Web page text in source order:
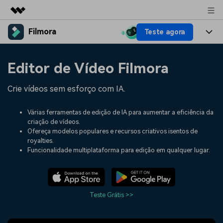
Produtos em destaque
Utilitários
Soluções
Loja
Filmora Teste agora
Recursos criativos
Áudio
Textos
Filmora para
Criar
Recursos
Prompts de Vídeo
Mais de 100 prompts
populares para gerar vídeos
Tendências de Vídeo
Descubra as 10 principais
tendências de marketing de
Histórias de clientes
alcançam sucesso
Preços Entrar
Editor de Vídeo Filmora
Crie vídeos sem esforço com IA.
Várias ferramentas de edição de IA para aumentar a eficiência da
criação de vídeos.
Ofereça modelos populares e recursos criativos isentos de
royalties.
Funcionalidade multiplataforma para edição em qualquer lugar.
Teste Grátis >>